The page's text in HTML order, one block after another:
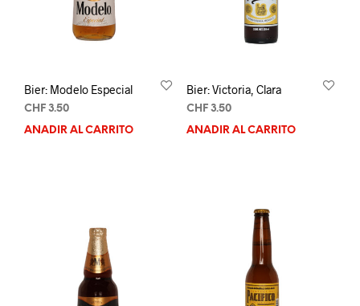
Bier: Modelo Especial
CHF 3.50
AÑADIR AL CARRITO
Bier: Victoria, Clara
CHF3.50
AÑADIR AL CARRITO